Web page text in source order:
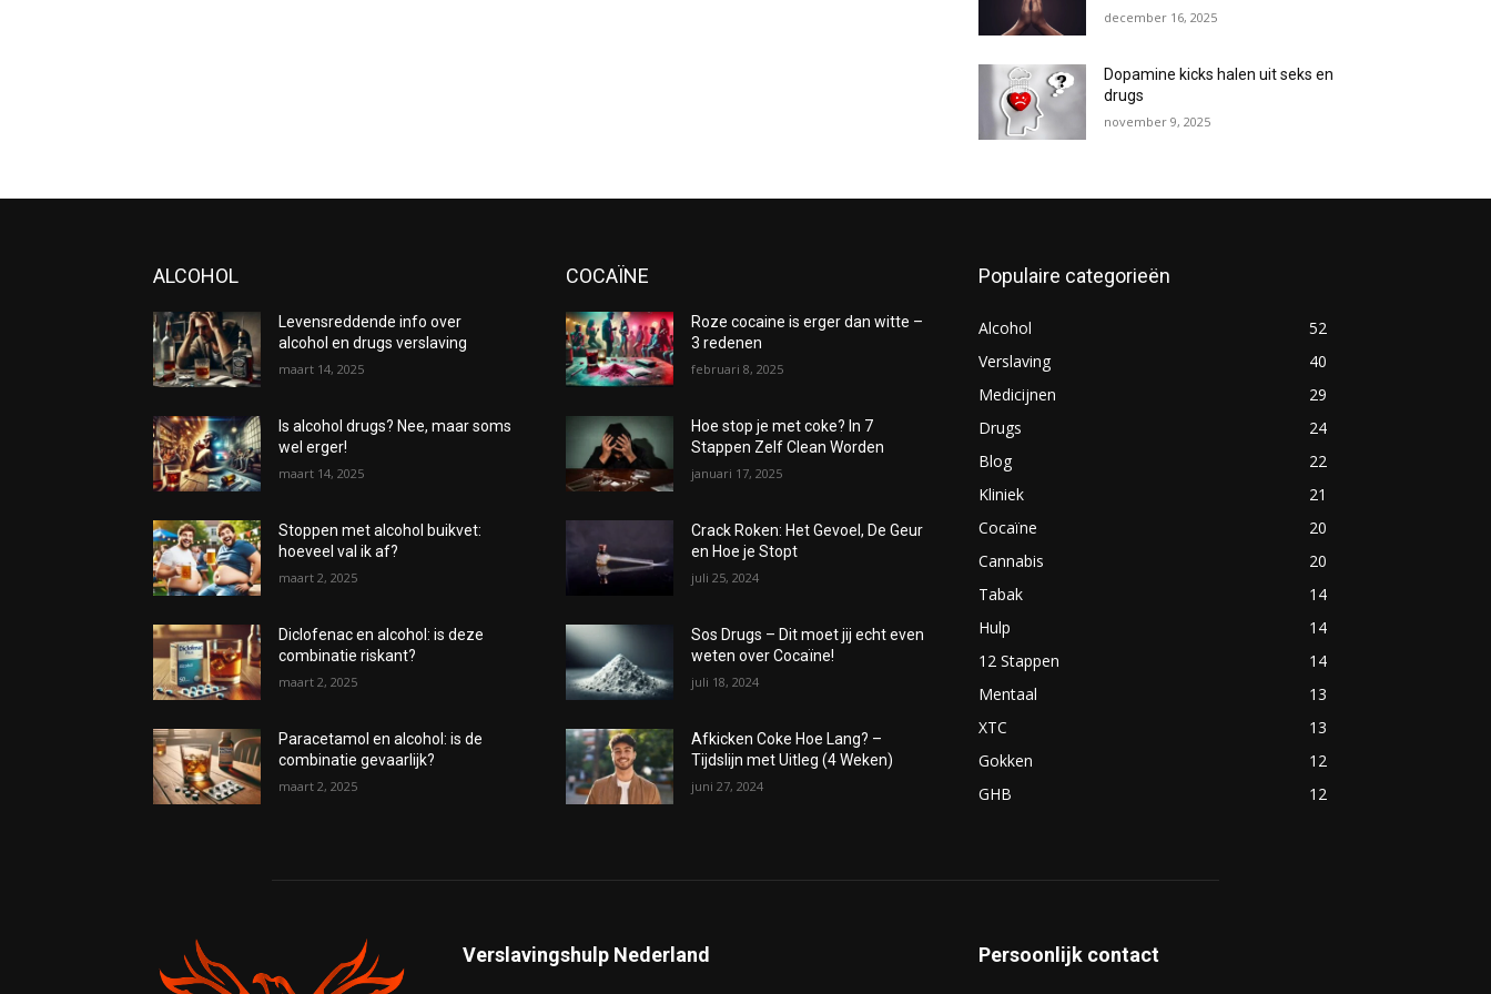
december 16, 2025
Dopamine kicks halen uit seks en
drugs
november 9, 2025
ALCOHOL
Levensreddende info over
alcohol en drugs verslaving
maart 14, 2025
Is alcohol drugs? Nee, maar soms
wel erger!
maart 14, 2025
Stoppen met alcohol buikvet:
hoeveel val ik af?
maart 2, 2025
Diclofenac en alcohol: is deze
combinatie riskant?
maart 2, 2025
Paracetamol en alcohol: is de
combinatie gevaarlijk?
maart 2, 2025
COCAÏNE
Roze cocaine is erger dan witte –
3 redenen
februari 8, 2025
Hoe stop je met coke? In 7
Stappen Zelf Clean Worden
januari 17, 2025
Crack Roken: Het Gevoel, De Geur
en Hoe je Stopt
juli 25, 2024
Sos Drugs – Dit moet jij echt even
weten over Cocaïne!
juli 18, 2024
Afkicken Coke Hoe Lang? –
Tijdslijn met Uitleg (4 Weken)
juni 27, 2024
Populaire categorieën
Alcohol
52
Verslaving
40
Medicijnen
29
Drugs
24
Blog
22
Kliniek
21
Cocaïne
20
Cannabis
20
Tabak
14
Hulp
14
12 Stappen
14
Mentaal
13
XTC
13
Gokken
12
GHB
12
Verslavingshulp Nederland Persoonlijk contact